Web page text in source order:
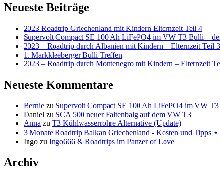
Neueste Beiträge
2023 Roadtrip Griechenland mit Kindern Elternzeit Teil 4
Supervolt Compact SE 100 Ah LiFePO4 im VW T3 Bulli –
2023 – Roadtrip durch Albanien mit Kindern – Elternzeit Teil 3
1. Markkleeberger Bulli Treffen
2023 – Roadtrip durch Montenegro mit Kindern – Elternzeit
Neueste Kommentare
Bernie zu Supervolt Compact SE 100 Ah LiFePO4 im VW
Daniel zu SCA 500 neuer Faltenbalg auf dem VW T3
Anna zu T3 Kühlwasserrohre Alternative (Update)
3 Monate Roadtrip Balkan Griechenland - Kosten und Tipps
Ingo zu Ingo666 & Roadtrips im Panzer of Love
Archiv